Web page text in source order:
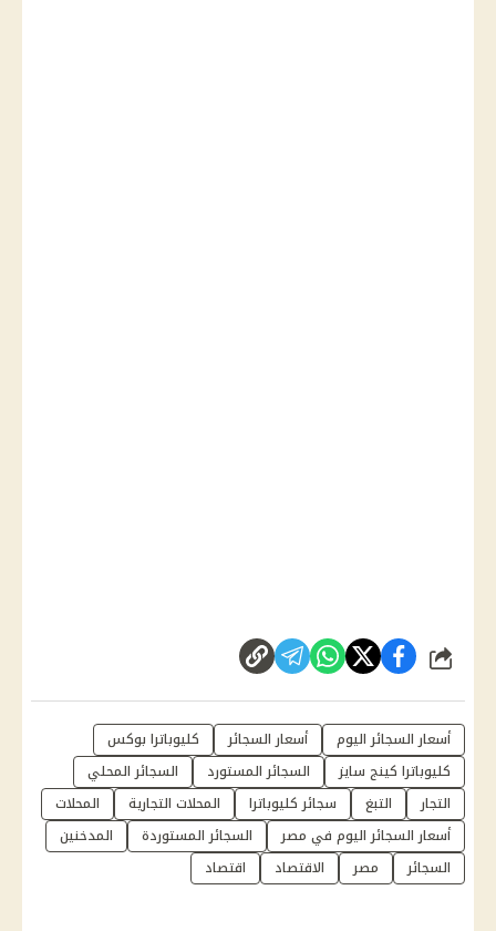
شارك
أسعار السجائر اليوم أسعار السجائر
كليوباترا بوكس
كليوباترا كينج سايز
السجائر المستورد
السجائر المحلي
التجار
التبغ سجائر كليوباترا المحلات التجارية
المحلات
أسعار السجائر اليوم في مصر
السجائر المستوردة
المدخنين
السجائر
مصر الاقتصاد اقتصاد